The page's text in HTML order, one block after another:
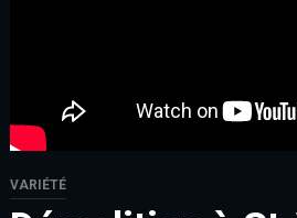
VARIÉTÉ